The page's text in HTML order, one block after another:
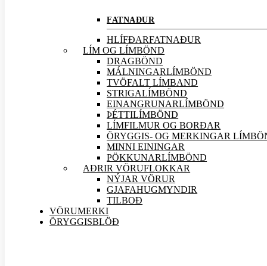
FATNAÐUR
HLÍFÐARFATNAÐUR
LÍM OG LÍMBÖND
DRAGBÖND
MÁLNINGARLÍMBÖND
TVÖFALT LÍMBAND
STRIGALÍMBÖND
EINANGRUNARLÍMBÖND
ÞÉTTILÍMBÖND
LÍMFILMUR OG BORÐAR
ÖRYGGIS- OG MERKINGAR
MINNI EININGAR
PÖKKUNARLÍMBÖND
AÐRIR VÖRUFLOKKAR
NÝJARVÖRUR
GJAFAHUGMYNDIR
TILBOÐ
VÖRUMERKI
ÖRYGGISBLÖÐ